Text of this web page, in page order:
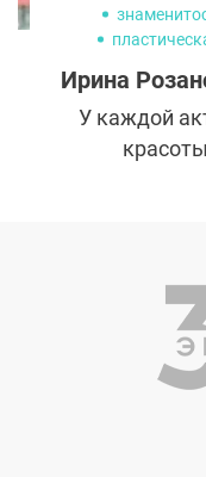
сложные
основных
кандидата
Ирина
У каждой